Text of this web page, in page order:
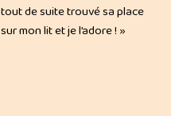
tout de suite trouvé sa place
sur mon lit et je l’adore ! »